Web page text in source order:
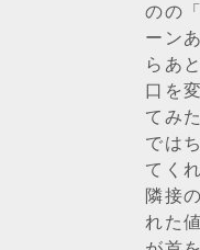
のの
ーン
らあ
口を
てみ
では
てく
隣接
れた